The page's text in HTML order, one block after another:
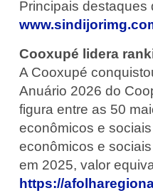
Principais destaques
Cooxupé lidera
A Cooxupé
Anuário 2026 do
figura entre as 50
econômicos e
econômicos e
em 2025, valor
https://